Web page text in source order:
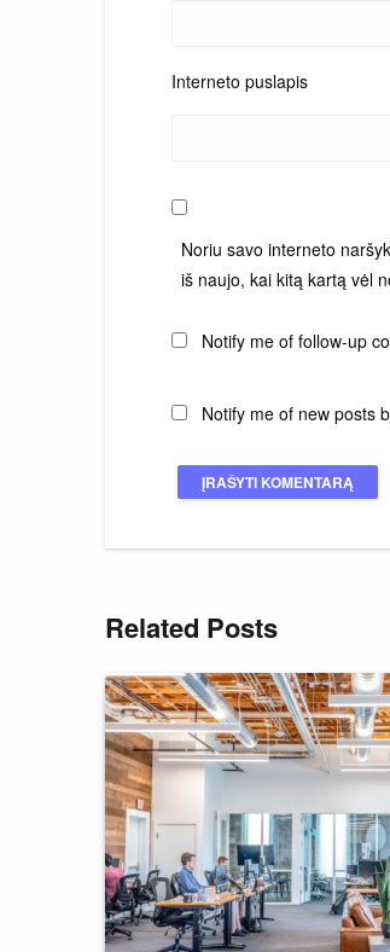
Interneto puslapis
Noriu savo interneto
iš naujo, kai kitą kartą vėl
Notify me of follow-up
Notify me of new posts
Related Posts